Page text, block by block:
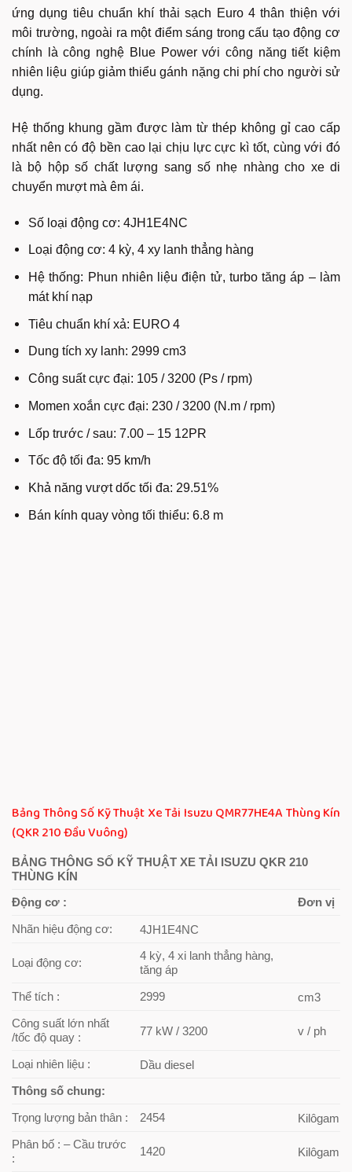
ứng dụng tiêu chuẩn khí thải sạch Euro 4 thân thiện với
môi trường, ngoài ra một điểm sáng trong cấu tạo động cơ
chính là công nghệ Blue Power với công năng tiết kiệm
nhiên liệu giúp giảm thiểu gánh nặng chi phí cho người sử
dụng.
Hệ thống khung gầm được làm từ thép không gỉ cao cấp
nhất nên có độ bền cao lại chịu lực cực kì tốt, cùng với đó
là bộ hộp số chất lượng sang số nhẹ nhàng cho xe di
chuyển mượt mà êm ái.
Số loại động cơ: 4JH1E4NC
Loại động cơ: 4 kỳ, 4 xy lanh thẳng hàng
Hệ thống: Phun nhiên liệu điện tử, turbo tăng áp – làm
mát khí nạp
Tiêu chuẩn khí xả: EURO 4
Dung tích xy lanh: 2999 cm3
Công suất cực đại: 105 / 3200 (Ps / rpm)
Momen xoắn cực đại: 230 / 3200 (N.m / rpm)
Lốp trước / sau: 7.00 – 15 12PR
Tốc độ tối đa: 95 km/h
Khả năng vượt dốc tối đa: 29.51%
Bán kính quay vòng tối thiểu: 6.8 m
Bảng Thông Số Kỹ Thuật Xe Tải Isuzu QMR77HE4A Thùng Kín
(QKR 210 Đầu Vuông)
BẢNG THÔNG SỐ KỸ THUẬT XE TẢI ISUZU QKR 210
THÙNG KÍN
Động cơ : Đơn vị
Nhãn hiệu động cơ: 4JH1E4NC
Loại động cơ:
4 kỳ, 4 xi lanh thẳng hàng,
tăng áp
Thể tích : 2999 cm3
Công suất lớn nhất
/tốc độ quay :
77 kW / 3200 v / ph
Loại nhiên liệu : Dầu diesel
Thông số chung:
Trọng lượng bản thân : 2454 Kilôgam
Phân bố : – Cầu trước
:
1420 Kilôgam